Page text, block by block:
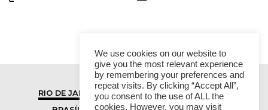
RIO DE JANEIRO
SÃO PAULO
We use cookies on our website to
give you the most relevant experience
by remembering your preferences and
repeat visits. By clicking “Accept All”,
you consent to the use of ALL the
cookies. However, you may visit